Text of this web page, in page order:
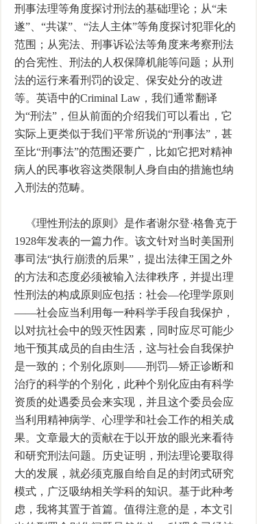
刑事法理等角度探讨刑法的基础理论；从“未
遂”、“共谋”、“法人主体”等角度探讨犯罪化的
范围；从宪法、刑事诉讼法等角度来考察刑法
的合宪性、刑法的人权保障机能等问题；从刑
法的运行来看刑罚的设定、保安处分的改进
等。英语中的Criminal Law，我们通常翻译
为“刑法”，但从前面的介绍我们可以看出，它
实际上更类似于我们平常所说的“刑事法”，甚
至比“刑事法”的范围还要广，比如它把对精神
病人的民事收容这类限制人身自由的措施也纳
入刑法的范畴。
《理性刑法的原则》是作者谢尔登·格鲁克于
1928年发表的一篇力作。该文针对当时美国刑
事司法“执行崩溃的后果”，提出法律王国之外
的方法和态度必须被输入法律秩序，并提出理
性刑法的构成原则应包括：社会—伦理学原则
——社会应当利用每一种科学手段自我保护，
以对抗社会中的毁灭性因素，同时应尽可能少
地干预其成员的自由生活，这与社会自我保护
是一致的；个别化原则——刑罚—矫正诊断和
治疗的科学的个别化，此种个别化应由有科学
资质的处遇委员会来实现，并且这个委员会应
当利用精神病学、心理学和社会工作的相关成
果。文章最大的贡献在于以开放的眼光来看待
和研究刑法问题。历史证明，刑法理论要取得
大的发展，就必须克服自给自足的封闭式研究
模式，广泛吸纳相关学科的知识。基于此种考
虑，我将其置于首篇。值得注意的是，本文引